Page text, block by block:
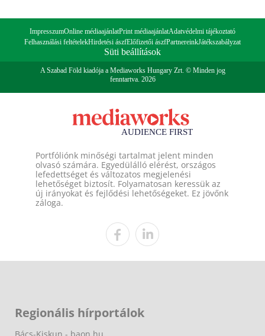
ImpresszumOnline médiaajánlatPrint médiaajánlatAdatvédelmi tájékoztató
Felhasználási feltételekHirdetési ászfElőfizetői ászfPartnereinkJátékszabályzat
Süti beállítások
A Szabad Föld kiadója a Mediaworks Hungary Zrt. © Minden jog
fenntartva. 2026
Portfóliónk minőségi tartalmat jelent minden
olvasó számára. Egyedülálló elérést, országos
lefedettséget és változatos megjelenési
lehetőséget biztosít. Folyamatosan keressük az
új irányokat és fejlődési lehetőségeket. Ez jövőnk
záloga.
Regionális hírportálok